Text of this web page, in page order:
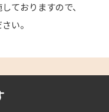
ておりますので、
い。